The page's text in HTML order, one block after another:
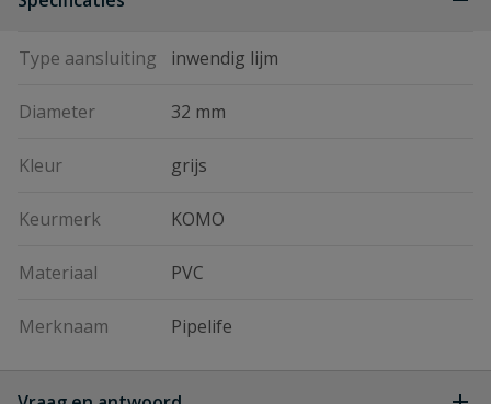
Type aansluiting inwendig lijm
Diameter 32 mm
Kleur grijs
Keurmerk KOMO
Materiaal PVC
Merknaam Pipelife